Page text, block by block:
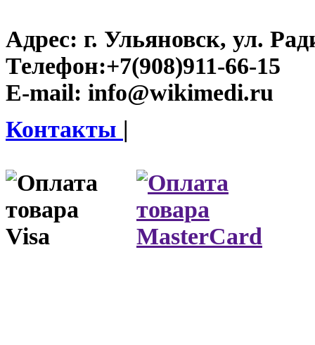
Адрес: г. Ульяновск, ул.
Телефон:+7(908)911-66-15
E-mail: info@wikimedi.ru
Контакты |